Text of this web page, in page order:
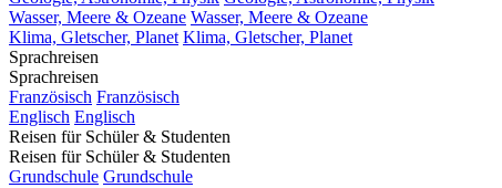
Wasser, Meere & Ozeane Wasser, Meere & Ozeane
Klima, Gletscher, Planet Klima, Gletscher, Planet
Sprachreisen
Sprachreisen
Französisch Französisch
Englisch Englisch
Reisen für Schüler & Studenten
Reisen für Schüler & Studenten
Grundschule Grundschule